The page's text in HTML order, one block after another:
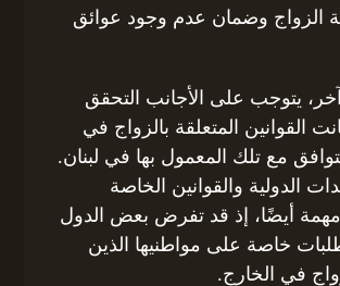
الزواج وضمان عدم وجود عوائق
يتوجب على الأجانب التحقق
القوانين المتعلقة بالزواج في
مع تلك المعمول بها في لبنان.
الدولية والقوانين الخاصة
مهمة أيضًا، إذ قد تفرض بعض الدول
خاصة على مواطنيها الذين
في الخارج.